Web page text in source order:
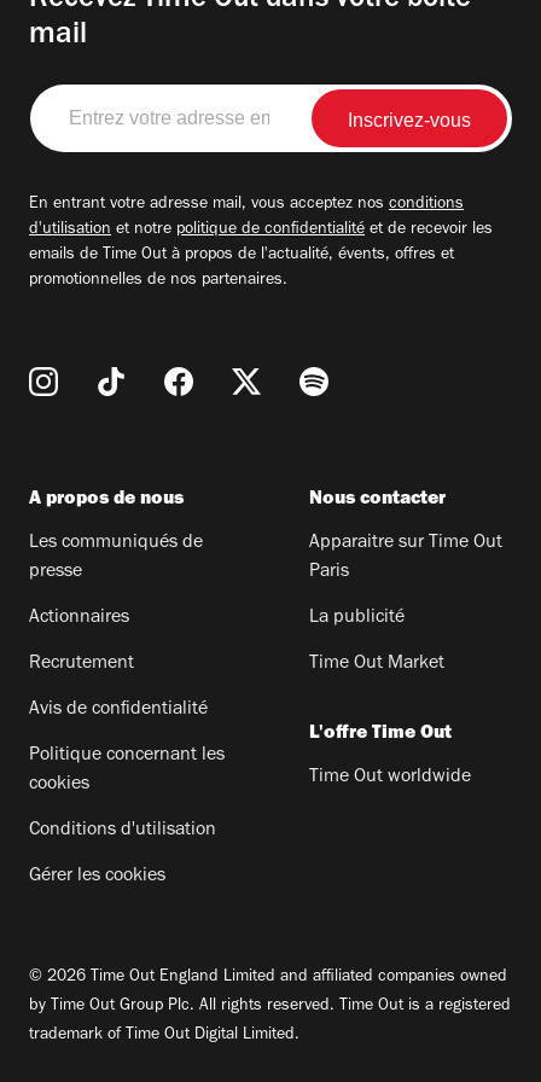
mail
Entrez
votre
adresse
En entrant votre adresse mail, vous acceptez nos conditions
d'utilisation et notre politique de confidentialité et de recevoir les
emails de Time Out à propos de l'actualité, évents, offres et
promotionnelles de nos partenaires.
A propos de nous
Les communiqués de
presse
Actionnaires
Recrutement
Avis de confidentialité
Politique concernant les
cookies
Conditions d'utilisation
Gérer les cookies
Nous contacter
Apparaitre sur Time Out
Paris
La publicité
Time Out Market
L'offre Time Out
Time Out worldwide
© 2026 Time Out England Limited and affiliated companies owned
by Time Out Group Plc. All rights reserved. Time Out is a registered
trademark of Time Out Digital Limited.